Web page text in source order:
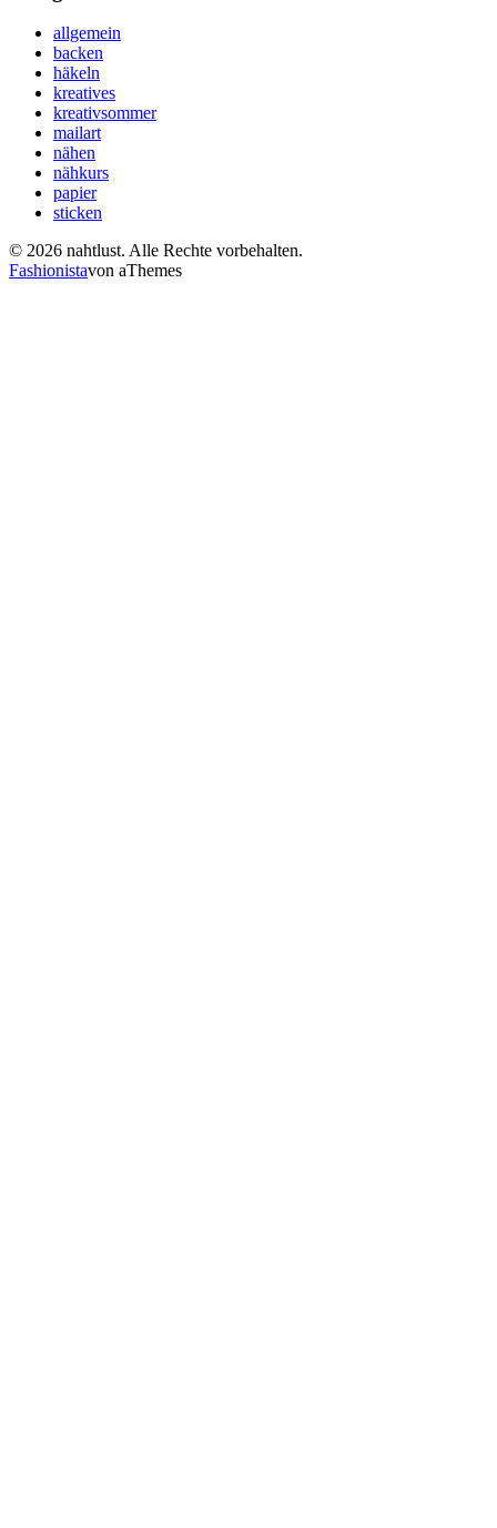
allgemein
backen
häkeln
kreatives
kreativsommer
mailart
nähen
nähkurs
papier
sticken
© 2026 nahtlust. Alle Rechte vorbehalten.
Fashionistavon aThemes